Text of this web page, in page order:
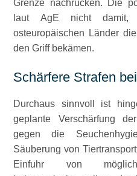
Grenze nachrücken. Die
laut AgE nicht damit,
osteuropäischen Länder
den Griff bekämen.
Schärfere Strafen
Durchaus sinnvoll ist
geplante Verschärfung
gegen die
Säuberung von
Einfuhr von